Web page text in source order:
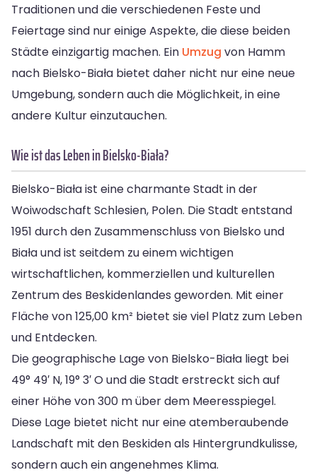
Traditionen und die verschiedenen Feste und
Feiertage sind nur einige Aspekte, die diese beiden
Städte einzigartig machen. Ein Umzug von Hamm
nach Bielsko-Biała bietet daher nicht nur eine neue
Umgebung, sondern auch die Möglichkeit, in eine
andere Kultur einzutauchen.
Wie ist das Leben in Bielsko-Biała?
Bielsko-Biała ist eine charmante Stadt in der
Woiwodschaft Schlesien, Polen. Die Stadt entstand
1951 durch den Zusammenschluss von Bielsko und
Biała und ist seitdem zu einem wichtigen
wirtschaftlichen, kommerziellen und kulturellen
Zentrum des Beskidenlandes geworden. Mit einer
Fläche von 125,00 km² bietet sie viel Platz zum Leben
und Entdecken.
Die geographische Lage von Bielsko-Biała liegt bei
49° 49′ N, 19° 3′ O und die Stadt erstreckt sich auf
einer Höhe von 300 m über dem Meeresspiegel.
Diese Lage bietet nicht nur eine atemberaubende
Landschaft mit den Beskiden als Hintergrundkulisse,
sondern auch ein angenehmes Klima.